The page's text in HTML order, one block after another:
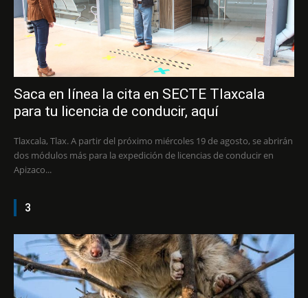
Saca en línea la cita en SECTE Tlaxcala
para tu licencia de conducir, aquí
Tlaxcala, Tlax. A partir del próximo miércoles 19 de agosto, se abrirán
dos módulos más para la expedición de licencias de conducir en
Apizaco...
3